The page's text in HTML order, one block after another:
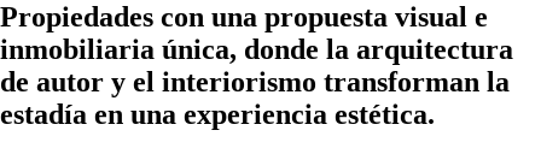
Propiedades con una propuesta visual e
inmobiliaria única, donde la arquitectura
de autor y el interiorismo transforman la
estadía en una experiencia estética.